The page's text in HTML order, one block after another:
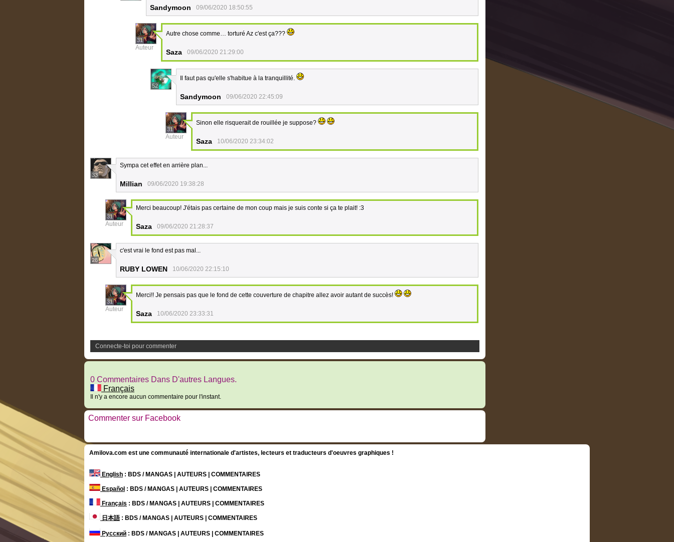
Sandymoon 09/06/2020 18:50:55
31
Auteur
Autre chose comme… torturé Az c'est ça???
Saza 09/06/2020 21:29:00
52
Il faut pas qu'elle s'habitue à la tranquillité.
Sandymoon 09/06/2020 22:45:09
31
Auteur
Sinon elle risquerait de rouillée je suppose?
Saza 10/06/2020 23:34:02
33
Sympa cet effet en arrière plan...
Millian 09/06/2020 19:38:28
31
Auteur
Merci beaucoup! J'étais pas certaine de mon coup mais je suis conte si ça te plait! :3
Saza 09/06/2020 21:28:37
26
c'est vrai le fond est pas mal...
RUBY LOWEN 10/06/2020 22:15:10
31
Auteur
Merci!! Je pensais pas que le fond de cette couverture de chapitre allez avoir autant de succès!
Saza 10/06/2020 23:33:31
Connecte-toi pour commenter
0 Commentaires Dans D'autres Langues.
Français
Il n'y a encore aucun commentaire pour l'instant.
Commenter sur Facebook
Amilova.com est une communauté internationale d'artistes, lecteurs et traducteurs d'oeuvres graphiques !
English : BDS / MANGAS | AUTEURS | COMMENTAIRES
Español : BDS / MANGAS | AUTEURS | COMMENTAIRES
Français : BDS / MANGAS | AUTEURS | COMMENTAIRES
日本語: BDS / MANGAS | AUTEURS | COMMENTAIRES
Русский : BDS / MANGAS | AUTEURS | COMMENTAIRES